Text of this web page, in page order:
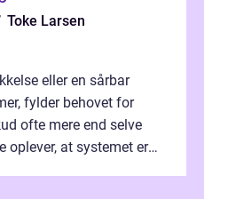
Toke Larsen
eller en sårbar
fylder behovet for
ofte mere end selve
oplever, at systemet er